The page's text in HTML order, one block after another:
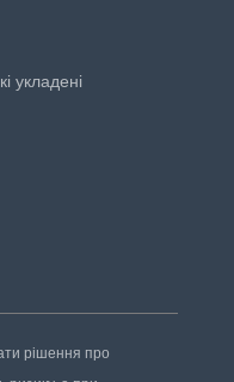
укладені
рішення про